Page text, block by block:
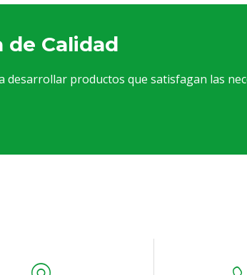
de Calidad
desarrollar productos que satisfagan las